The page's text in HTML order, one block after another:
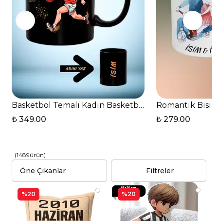
Basketbol Temalı Kadın Basketbolcu Baskılı
₺ 349.00
Romantik
₺ 279.00
(1489ürün)
Filtreler
%20 %20